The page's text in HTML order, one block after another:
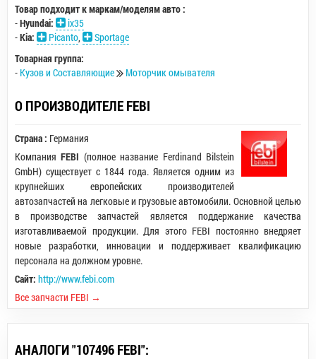
Товар подходит к маркам/моделям авто :
-Hyundai:
ix35
-Kia: Picanto
Sportage
Товарная группа:
- Кузов и Составляющие Моторчик омывателя
О ПРОИЗВОДИТЕЛЕ FEBI
Страна : Германия
КомпанияFEBI (полное название Ferdinand Bilstein
GmbH) существует с 1844 года. Является одним из
крупнейших европейских производителей
автозапчастей на легковые и грузовые автомобили. Основной целью
в производстве запчастей является поддержание качества
изготавливаемой продукции. Для этого FEBI постоянно внедряет
новые разработки, инновации и поддерживает квалификацию
персонала на должном уровне.
Сайт: http://www.febi.com
Все запчасти FEBI →
АНАЛОГИ "107496 FEBI":